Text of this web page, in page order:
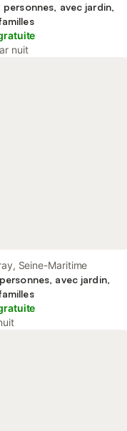
personnes, avec jardin,
nuit
Seine-Maritime
avec jardin,